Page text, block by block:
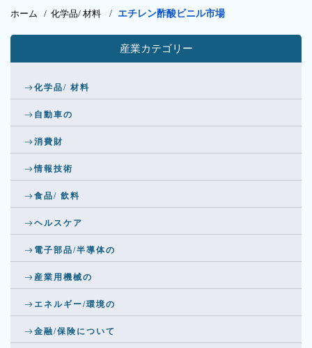
ホーム / 化学品/ 材料 / エチレン酢酸ビニル市場
産業カテゴリー
化学品/ 材料
自動車の
消費財
情報技術
食品/ 飲料
ヘルスケア
電子部品/半導体の
産業用機械の
エネルギー/環境の
金融/保険について